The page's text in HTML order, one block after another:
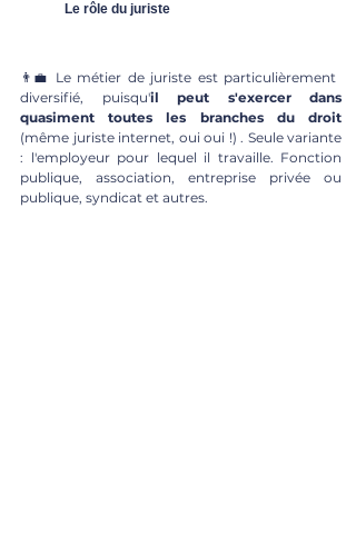
	Le rôle du juriste
👨‍💼 Le métier de juriste est particulièrement
diversifié, puisqu'il peut s'exercer dans
(même juriste internet, oui oui !) . Seule variante
: l'employeur pour lequel il travaille. Fonction
publique, association, entreprise privée ou
publique, syndicat et autres.